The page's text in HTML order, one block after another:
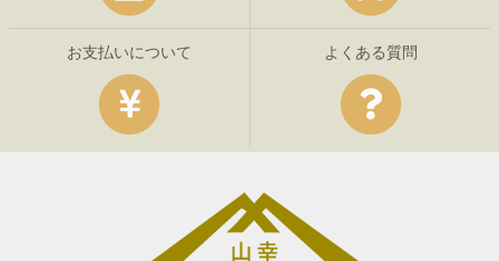
お支払いについて よくある質問